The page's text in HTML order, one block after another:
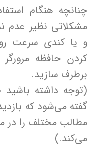
چنانچه هنگام
مشکلاتی نظیر عدم
و یا کندی سرعت
برطرف سازید.
گفته می‌شود که
مطالب مختلف را در
می‌کند.)